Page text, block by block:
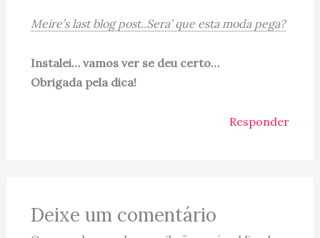
Meire’s last blog post..Sera’ que esta moda pega?
Instalei… vamos ver se deu certo…
Obrigada pela dica!
Responder
Deixe um comentário